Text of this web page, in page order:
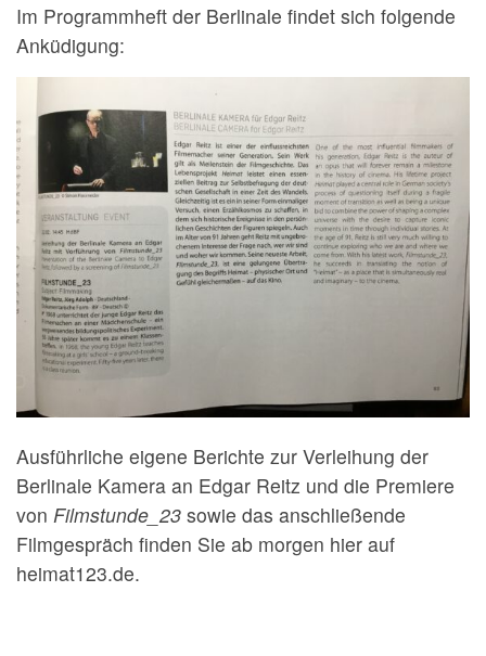
Im Programmheft der Berlinale findet sich folgende
Anküdigung:
Ausführliche eigene Berichte zur Verleihung der
Berlinale Kamera an Edgar Reitz und die Premiere
von Filmstunde_23 sowie das anschließende
Filmgespräch finden Sie ab morgen hier auf
heimat123.de.